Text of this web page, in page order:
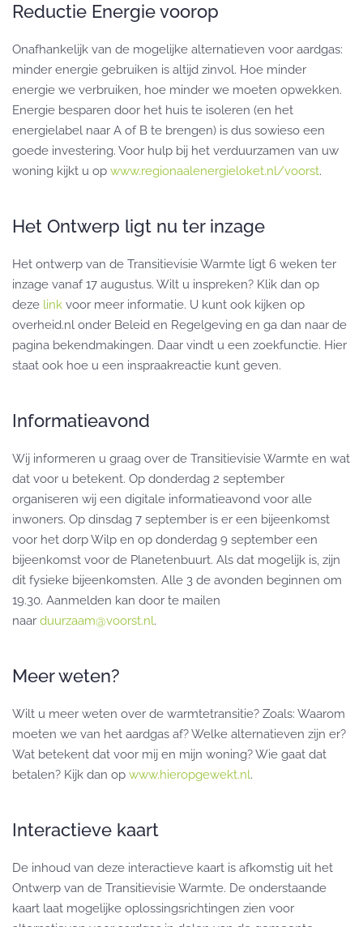
Reductie Energie voorop
Onafhankelijk van de mogelijke alternatieven voor aardgas:
minder energie gebruiken is altijd zinvol. Hoe minder
energie we verbruiken, hoe minder we moeten opwekken.
Energie besparen door het huis te isoleren (en het
energielabel naar A of B te brengen) is dus sowieso een
goede investering. Voor hulp bij het verduurzamen van uw
woning kijkt u op www.regionaalenergieloket.nl/voorst.
Het Ontwerp ligt nu ter inzage
Het ontwerp van de Transitievisie Warmte ligt 6 weken ter
inzage vanaf 17 augustus. Wilt u inspreken? Klik dan op
deze link voor meer informatie. U kunt ook kijken op
overheid.nl onder Beleid en Regelgeving en ga dan naar de
pagina bekendmakingen. Daar vindt u een zoekfunctie. Hier
staat ook hoe u een inspraakreactie kunt geven.
Informatieavond
Wij informeren u graag over de Transitievisie Warmte en wat
dat voor u betekent. Op donderdag 2 september
organiseren wij een digitale informatieavond voor alle
inwoners. Op dinsdag 7 september is er een bijeenkomst
voor het dorp Wilp en op donderdag 9 september een
bijeenkomst voor de Planetenbuurt. Als dat mogelijk is, zijn
dit fysieke bijeenkomsten. Alle 3 de avonden beginnen om
19.30. Aanmelden kan door te mailen
naar duurzaam@voorst.nl.
Meer weten?
Wilt u meer weten over de warmtetransitie? Zoals: Waarom
moeten we van het aardgas af? Welke alternatieven zijn er?
Wat betekent dat voor mij en mijn woning? Wie gaat dat
betalen? Kijk dan op www.hieropgewekt.nl.
Interactieve kaart
De inhoud van deze interactieve kaart is afkomstig uit het
Ontwerp van de Transitievisie Warmte. De onderstaande
kaart laat mogelijke oplossingsrichtingen zien voor